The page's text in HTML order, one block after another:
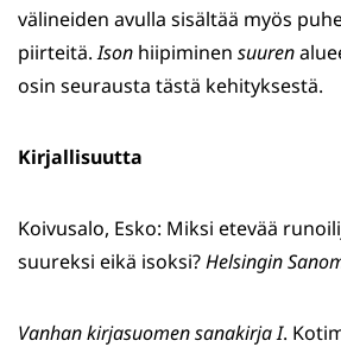
välineiden avulla sisältää myös
piirteitä.Ison hiipiminen suuren
osin seurausta tästä kehityksestä.
Kirjallisuutta
Koivusalo, Esko: Miksi etevää
suureksi eikä isoksi?Helsingin
Vanhan kirjasuomen sanakirja I.